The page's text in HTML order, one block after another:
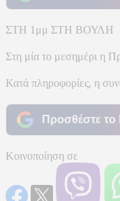
ΣΤΗ 1μμ ΣΤΗ ΒΟΥΛΗ
Στη μία το μεσημέρι η
Κατά πληροφορίες, η
Προσθέστε
Κοινοποίηση σε